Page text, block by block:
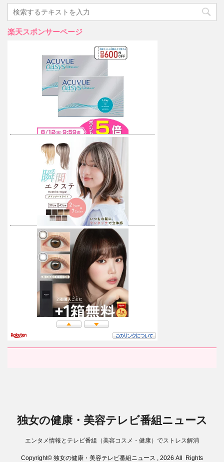
楽天スポンサーページ
独女の健康・美容テレビ番組ニュース
エンタメ情報とテレビ番組（美容コスメ・健康）でストレス解消
Copyright© 独女の健康・美容テレビ番組ニュース , 2026 All Rights